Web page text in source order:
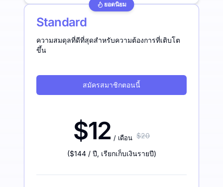
ยอดนิยม
Standard
ความสมดุลที่ดีที่สุดสำหรับความต้องการที่เติบโต
ขึ้น
สมัครสมาชิกตอนนี้
$12 / เดือน $20
($144 / ปี, เรียกเก็บเงินรายปี)